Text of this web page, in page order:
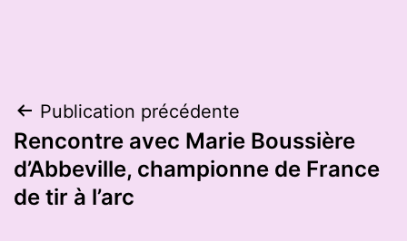
Navigation
de
l’article
Publication précédente
Rencontre avec Marie Boussière
d’Abbeville, championne de France
de tir à l’arc